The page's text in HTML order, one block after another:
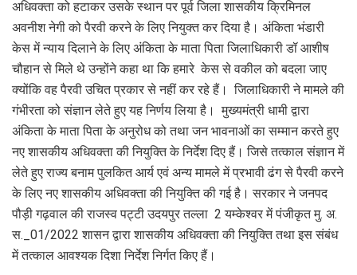
अधिवक्ता को हटाकर उसके स्थान पर पूर्व जिला शासकीय क्रिमिनल
अवनीश नेगी को पैरवी करने के लिए नियुक्त कर दिया है। अंकिता भंडारी
केस में न्याय दिलाने के लिए अंकिता के माता पिता जिलाधिकारी डॉ आशीष
चौहान से मिले थे उन्होंने कहा था कि हमारे केस से वकील को बदला जाए
क्योंकि वह पैरवी उचित प्रकार से नहीं कर रहे हैं। जिलाधिकारी ने मामले की
गंभीरता को संज्ञान लेते हुए यह निर्णय लिया है। मुख्यमंत्री धामी द्वारा
अंकिता के माता पिता के अनुरोध को तथा जन भावनाओं का सम्मान करते हुए
नए शासकीय अधिवक्ता की नियुक्ति के निर्देश दिए हैं। जिसे तत्काल संज्ञान में
लेते हुए राज्य बनाम पुलकित आर्य एवं अन्य मामले में प्रभावी ढंग से पैरवी करने
के लिए नए शासकीय अधिवक्ता की नियुक्ति की गई है। सरकार ने जनपद
पौड़ी गढ़वाल की राजस्व पट्टी उदयपुर तल्ला 2 यम्केश्वर में पंजीकृत मु. अ.
स._01/2022 शासन द्वारा शासकीय अधिवक्ता की नियुक्ति तथा इस संबंध
में तत्काल आवश्यक दिशा निर्देश निर्गत किए हैं।